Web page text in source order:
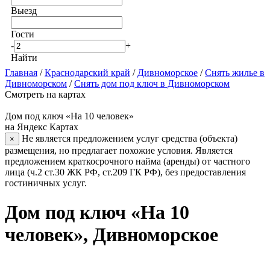
Выезд
Гости
-
+
Найти
Главная /Краснодарский край / Дивноморское /Снять жилье в
Дивноморском /Снять дом под ключ в Дивноморском
Смотреть на картах
Дом под ключ «На 10 человек»
на Яндекс Картах
×
Не является предложением услуг средства (объекта)
размещения, но предлагает похожие условия. Является
предложением краткосрочного найма (аренды) от частного
лица (ч.2 ст.30 ЖК РФ, ст.209 ГК РФ), без предоставления
гостиничных услуг.
Дом под ключ «На 10
человек», Дивноморское